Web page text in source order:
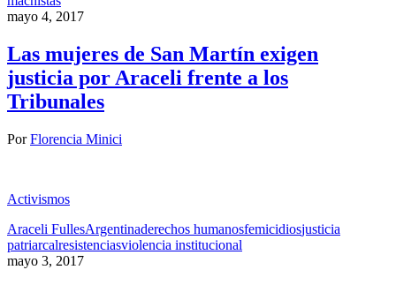
mayo 4, 2017
Las mujeres de San Martín exigen
justicia por Araceli frente a los
Tribunales
PorFlorencia Minici
Activismos
Araceli FullesArgentinaderechos humanosfemicidiosjusticia
patriarcalresistenciasviolencia institucional
mayo 3, 2017